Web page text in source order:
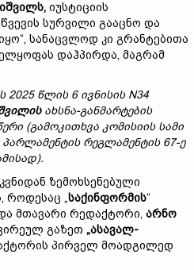
, იუსტიციის
სურვილი გააცნო და
სანაცვლოდ კი გრანტებითა
დაჰპირდა, მაგრამ
2025წლის6 ივნისისN34
ახსნა-განმარტების
(გამოკითხვა კომისიის სამი
პარლამენტის რეგლამენტის67-ე
).
ზემოხსენებული
როდესაც „საქინფორმის“
მთავარი რედაქტორი, არნო
გაზეთ „ასავალ-
პირველ მოადგილედ